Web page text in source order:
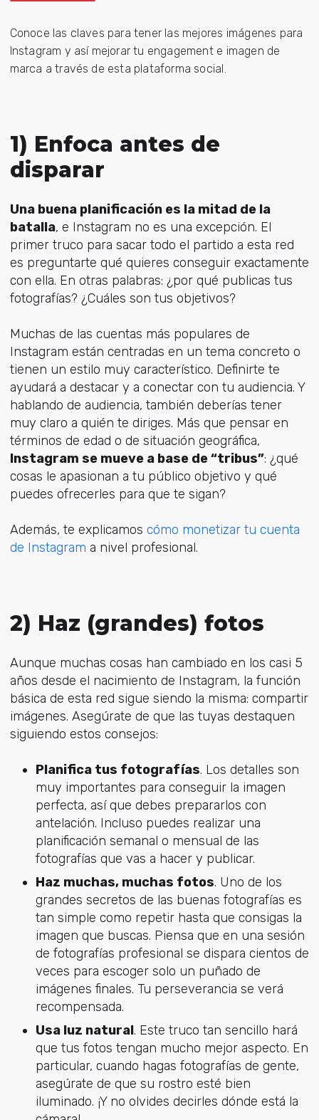
Conoce las claves para tener las mejores imágenes para
Instagram y así mejorar tu engagement e imagen de
marca a través de esta plataforma social.
1) Enfoca antes de
disparar
Una buena planificación es la mitad de la
batalla, e Instagram no es una excepción. El
primer truco para sacar todo el partido a esta red
es preguntarte qué quieres conseguir exactamente
con ella. En otras palabras: ¿por qué publicas tus
fotografías? ¿Cuáles son tus objetivos?
Muchas de las cuentas más populares de
Instagram están centradas en un tema concreto o
tienen un estilo muy característico. Definirte te
ayudará a destacar y a conectar con tu audiencia. Y
hablando de audiencia, también deberías tener
muy claro a quién te diriges. Más que pensar en
términos de edad o de situación geográfica,
Instagram se mueve a base de “tribus”: ¿qué
cosas le apasionan a tu público objetivo y qué
puedes ofrecerles para que te sigan?
Además, te explicamos cómo monetizar tu cuenta
de Instagram a nivel profesional.
2) Haz (grandes) fotos
Aunque muchas cosas han cambiado en los casi 5
años desde el nacimiento de Instagram, la función
básica de esta red sigue siendo la misma: compartir
imágenes. Asegúrate de que las tuyas destaquen
siguiendo estos consejos:
Planifica tus fotografías. Los detalles son
muy importantes para conseguir la imagen
perfecta, así que debes prepararlos con
antelación. Incluso puedes realizar una
planificación semanal o mensual de las
fotografías que vas a hacer y publicar.
Haz muchas, muchas fotos. Uno de los
grandes secretos de las buenas fotografías es
tan simple como repetir hasta que consigas la
imagen que buscas. Piensa que en una sesión
de fotografías profesional se dispara cientos de
veces para escoger solo un puñado de
imágenes finales. Tu perseverancia se verá
recompensada.
Usa luz natural. Este truco tan sencillo hará
que tus fotos tengan mucho mejor aspecto. En
particular, cuando hagas fotografías de gente,
asegúrate de que su rostro esté bien
iluminado. ¡Y no olvides decirles dónde está la